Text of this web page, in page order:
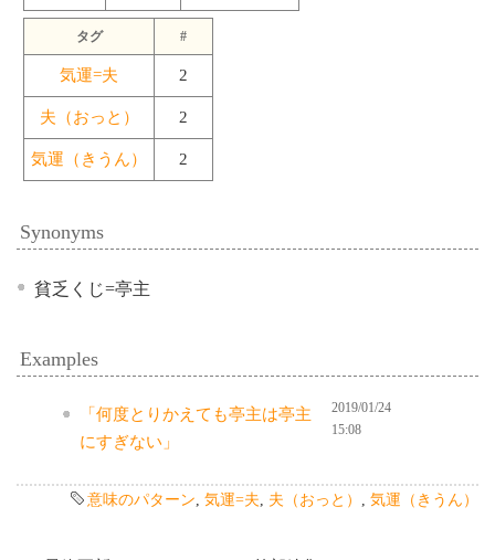
タグ #
気運=夫 2
夫（おっと） 2
気運（きうん） 2
Synonyms
貧乏くじ=亭主
Examples
「何度とりかえても亭主は亭主
にすぎない」
2019/01/24
15:08
意味のパターン 気運=夫 夫（おっと） 気運（きうん）